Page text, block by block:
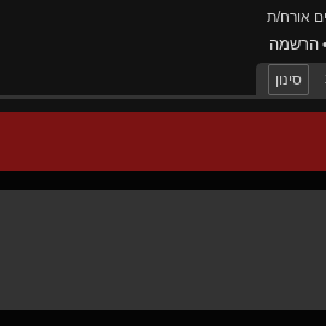
אורח/ת
•הרשמה
סינון